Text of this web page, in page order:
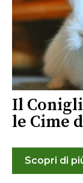
Il
le Cime
Scopri di